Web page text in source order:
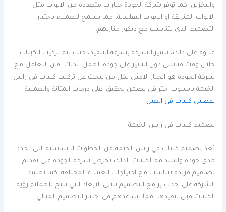
والتخزين. كما توفر شركة الجودة خيارات متعددة من الابواب مثل
الابواب المنزلقة او الابواب التقليدية، مما يسمح للعملاء باختيار
التصميم الذي يتناسب مع ديكور منازلهم.
علاوة على ذلك، تتميز الشركة بسرعة التنفيذ، حيث يتم تركيب الكبتات
خلال وقت قياسي دون التاثير على جودة العمل. لذلك، فإن التعامل مع
شركة الجودة هو الخيار الامثل لكل من يبحث عن تركيب كبتات في راس
الخيمة باسلوب احترافي يضمن تحقيق اعلى درجات المتانة والعملية.
تفصيل كبتات في العين
تصميم كبتات في راس الخيمة
يُعد تصميم كبتات في راس الخيمة من الخطوات الاساسية التي تحدد
مدى جودة واستدامة الكبتات، لذلك تحرص شركة الجودة على تقديم
تصاميم فريدة تتناسب مع احتياجات العملاء المختلفة. كما تعتمد
الشركة على احدث برامج التصميم ثلاثي الابعاد التي تتيح للعملاء رؤية
الكبتات قبل تنفيذها، مما يساعدهم في اختيار التصميم المثالي.